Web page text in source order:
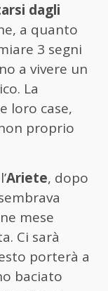
dagli
a quanto
3 segni
a vivere un
La
loro case,
proprio
Ariete, dopo
mese
Ci sarà
porterà a
baciato